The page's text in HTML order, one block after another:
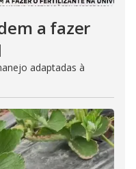
a fazer
adaptadas à